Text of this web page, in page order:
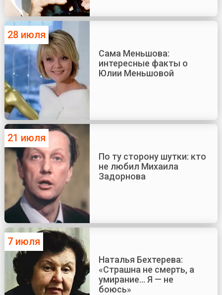
28 июля
Сама Меньшова:
интересные факты о
Юлии Меньшовой
21 июля
По ту сторону шутки: кто
не любил Михаила
Задорнова
7 июля
Наталья Бехтерева:
«Страшна не смерть, а
умирание... Я — не
боюсь»